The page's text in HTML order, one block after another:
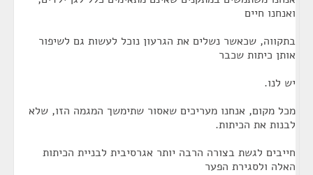
ואנחנו חיים
בתקווה, שכאשר נשלים את הגרעון נוכל לעשות גם לשיפור
אותן כיתות שכבר
יש לנו.
מכל מקום, אנחנו מעריכים שאסור שתימשך המגמה הזו, שלא
לבנות את הכיתות.
חייבים לגשת בצורה הרבה יותר אגרסיבית לבניית הכיתות
האלה ולסגירת הפער